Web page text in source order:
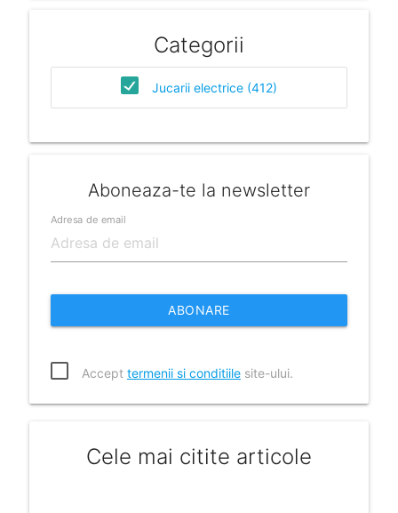
Categorii
Jucarii electrice (412)
Aboneaza-te la newsletter
Adresa de email
ABONARE
Accept termenii si conditiilesite-ului.
Cele mai citite articole